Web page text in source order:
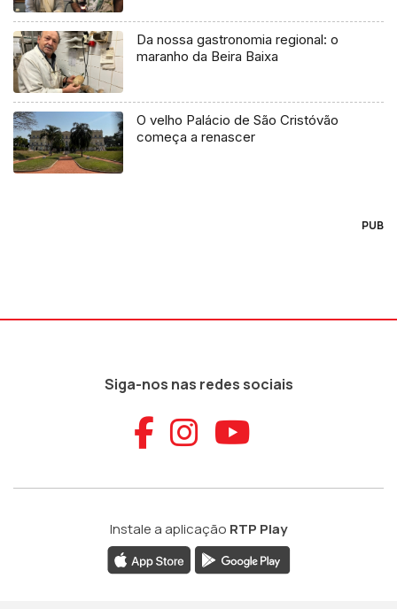
Da nossa gastronomia regional: o
maranho da Beira Baixa
O velho Palácio de São Cristóvão
começa a renascer
PUB
Siga-nos nas redes sociais
Aceder ao
Aceder ao
Aceder
Instale a aplicação RTP Play